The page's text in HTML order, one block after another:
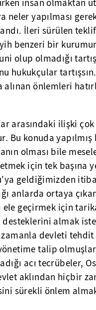
insan olmaktan
neler yapılması
İleri sürülen
benzeri bir
olup olmadığı
hukukçular
alınan önlemleri
arasındaki ilişki çok
Bu konuda
olması bile
için tek başına
geldiğimizden
anlarda ortaya
geçirmek için
almak
devleti tehdit
talip
acı tecrübeler,
aklından hiçbir
sürekli önlem